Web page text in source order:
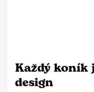
Každý koník
design